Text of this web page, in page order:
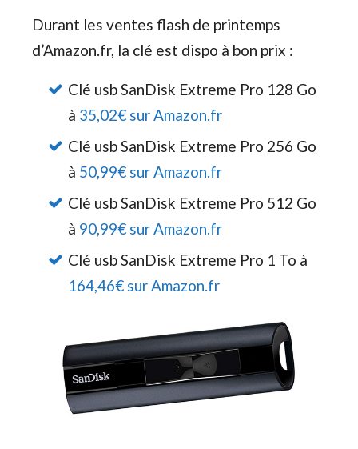
Durant les ventes flash de printemps
d’Amazon.fr, la clé est dispo à bon prix :
Clé usb SanDisk Extreme Pro 128 Go
à 35,02€ sur Amazon.fr
Clé usb SanDisk Extreme Pro 256 Go
à 50,99€ sur Amazon.fr
Clé usb SanDisk Extreme Pro 512 Go
à 90,99€ sur Amazon.fr
Clé usb SanDisk Extreme Pro 1 To à
164,46€ sur Amazon.fr